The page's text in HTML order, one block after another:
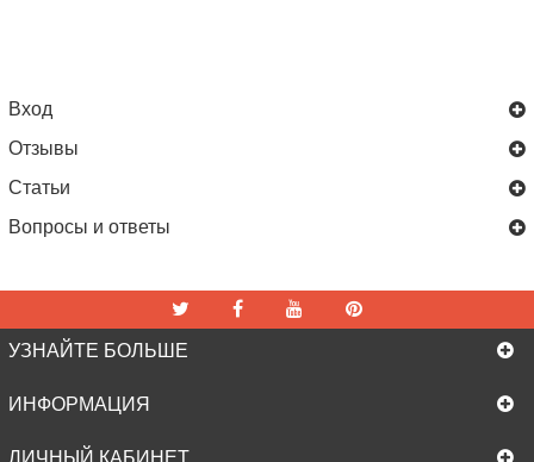
Вход
Отзывы
Статьи
Вопросы и ответы
УЗНАЙТЕ БОЛЬШЕ
ИНФОРМАЦИЯ
ЛИЧНЫЙ КАБИНЕТ